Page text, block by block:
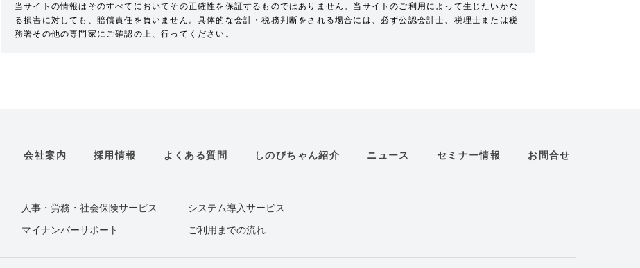
当サイトの情報はそのすべてにおいてその正確性を保証するものではありません。当サイトのご利用によって生じたいかな
る損害に対しても、賠償責任を負いません。具体的な会計・税務判断をされる場合には、必ず公認会計士、税理士または税
務署その他の専門家にご確認の上、行ってください。
会社案内 採用情報 よくある質問 しのびちゃん紹介 ニュース セミナー情報 お問合せ
人事・労務・社会保険サービス
システム導入サービス
マイナンバーサポート ご利用までの流れ